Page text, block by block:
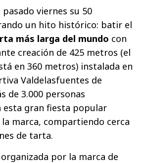
viernes su 50
un hito histórico: batir el
más larga del mundo con
creación de 425 metros (el
en 360 metros) instalada en
Valdelasfuentes de
de 3.000 personas
gran fiesta popular
marca, compartiendo cerca
de tarta.
por la marca de